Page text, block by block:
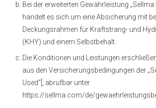
Bei der erweiterten Gewährleistung „Sellma
handelt es sich um eine Absicherung mit
Deckungsrahmen für Kraftstrang- und
(KHY) und einem Selbstbehalt.
Die Konditionen und Leistungen
aus den Versicherungsbedingungen der
Used“[, abrufbar unter
https://sellma.com/de/